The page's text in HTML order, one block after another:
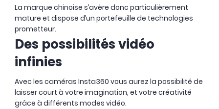
La marque chinoise s’avère donc particulièrement
mature et dispose d’un portefeuille de technologies
prometteur.
Des possibilités vidéo
infinies
Avec les caméras Insta360 vous aurez la possibilité de
laisser court à votre imagination, et votre créativité
grâce à différents modes vidéo.